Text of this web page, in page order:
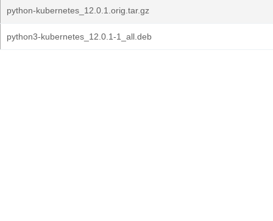
python-kubernetes_12.0.1.orig.tar.gz
python3-kubernetes_12.0.1-1_all.deb